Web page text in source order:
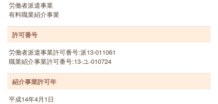
労働者派遣事業
有料職業紹介事業
許可番号
労働者派遣事業許可番号:派13-011061
職業紹介事業許可番号:13-ユ-010724
紹介事業許可年
平成14年4月1日